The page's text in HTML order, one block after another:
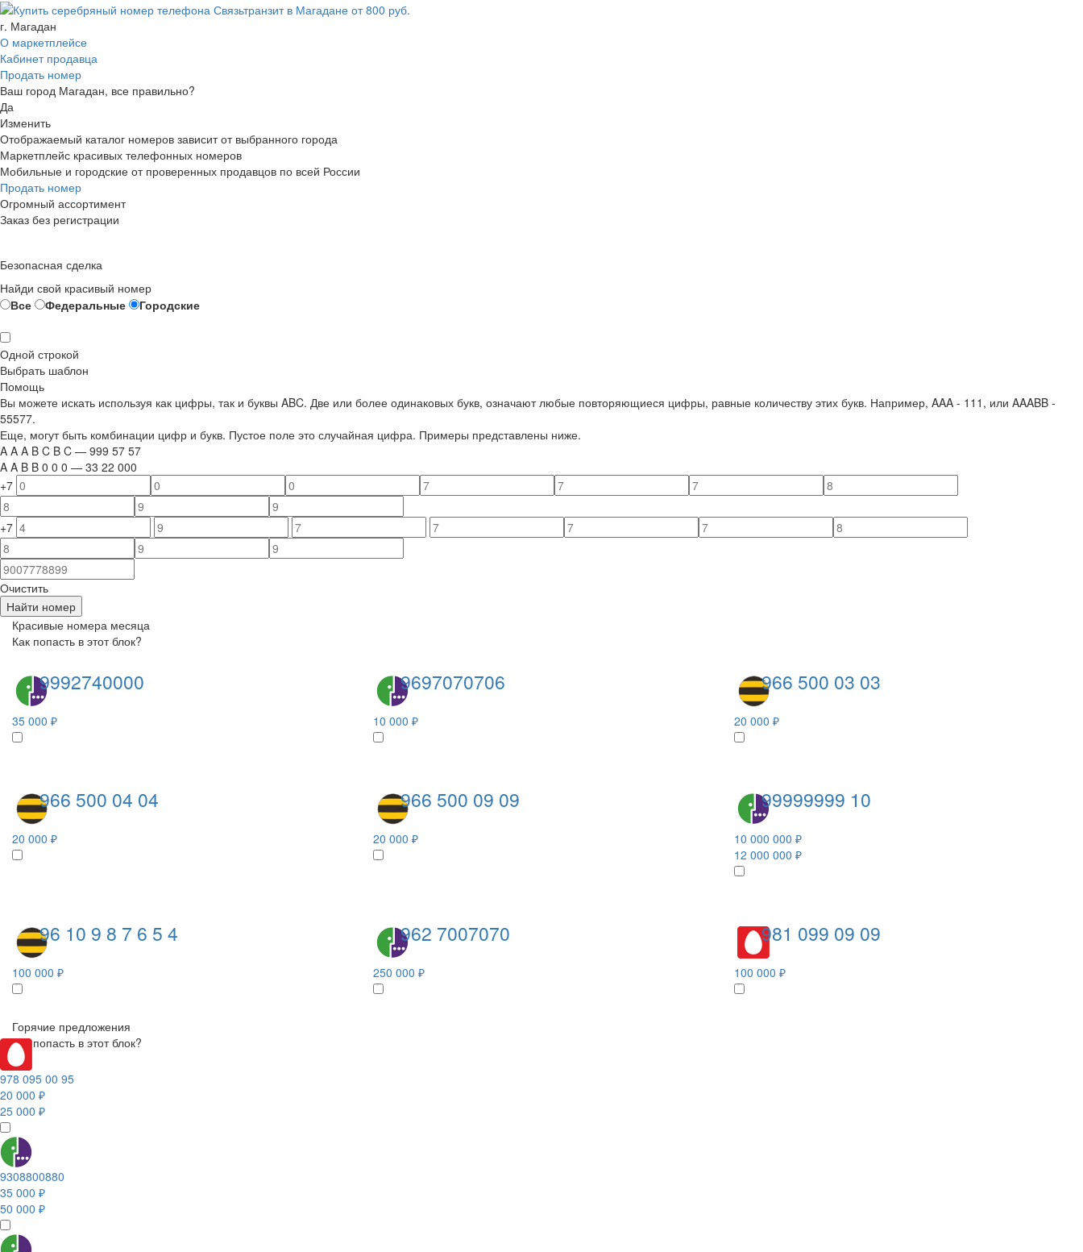
г. Магадан
О маркетплейсе
Кабинет продавца
Продать номер
Ваш город Магадан, все правильно?
Да
Изменить
Отображаемый каталог номеров зависит от выбранного города
Маркетплейс красивых телефонных номеров
Мобильные и городские от проверенных продавцов по всей России
Продать номер
Огромный ассортимент
Заказ без регистрации
Безопасная сделка
Найди свой красивый номер
Все
Федеральные Городские
Одной строкой
Выбрать шаблон
Помощь
Вы можете искать используя как цифры, так и буквы ABC. Две или более одинаковых букв, означают любые повторяющиеся цифры, равные количеству этих букв. Например, AAA - 111 , или AAABB -
55577.
Еще, могут быть комбинации цифр и букв. Пустое поле это случайная цифра. Примеры представлены ниже.
A A A B C B C — 999 57 57
A A B B 0 0 0 — 33 22 000
+7
+7
Очистить
Найти номер
Красивые номера месяца
Как попасть в этот блок?
9992740000
35 000 ₽
9697070706
10 000 ₽
966 500 03 03
20 000 ₽
966 500 04 04
20 000 ₽
966 500 09 09
20 000 ₽
99999999 10
10 000 000 ₽
12 000 000 ₽
96 10 9 8 7 6 5 4
100 000 ₽
962 7007070
250 000 ₽
981 099 09 09
100 000 ₽
Горячие предложения
Как попасть в этот блок?
978 095 00 95
20 000 ₽
25 000 ₽
9308800880
35 000 ₽
50 000 ₽